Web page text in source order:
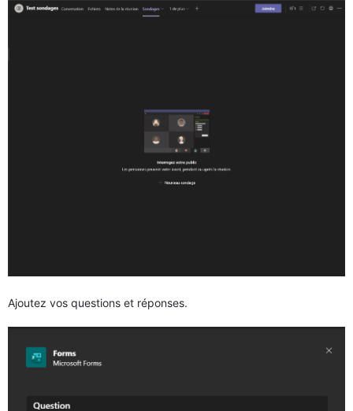
Ajoutez vos questions et réponses.